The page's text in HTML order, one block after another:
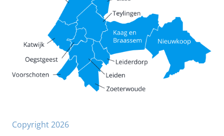
Copyright 2026